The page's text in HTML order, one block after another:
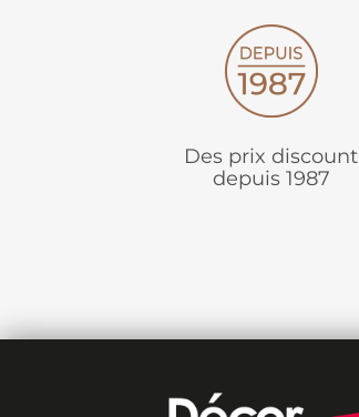
Des prix discount
depuis 1987